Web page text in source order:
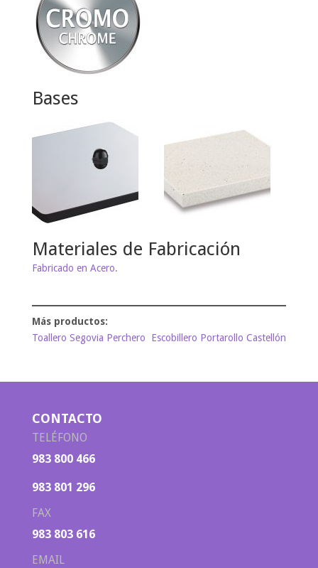
Bases
Materiales de Fabricación
Fabricado en Acero.
Toallero Segovia Perchero Escobillero Portarollo Castellón
CONTACTO
TELÉFONO
983 800 466
983 801 296
FAX
983 803 616
EMAIL